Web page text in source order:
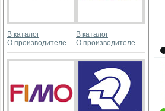
В каталог
О производителе
В каталог
О производителе